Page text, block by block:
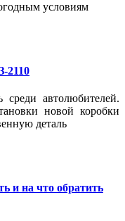
условиям
2110
автолюбителей.
новой коробки
деталь
и на что обратить